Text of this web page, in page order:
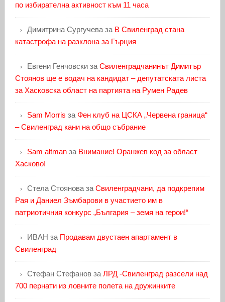
по избирателна активност към 11 часа
Димитрина Сургучеваза В Свиленград стана
катастрофа на разклона за Гърция
Евгени Генчовскиза Свиленградчанинът Димитър
Стоянов ще е водач на кандидат – депутатската листа
за Хасковска област на партията на Румен Радев
Sam Morris за Фен клуб на ЦСКА „Червена граница“
– Свиленград кани на общо събрание
Sam altmanза Внимание! Оранжев код за област
Хасково!
Стела Стояноваза Свиленградчани, да подкрепим
Рая и Даниел Зъмбарови в участието им в
патриотичния конкурс „България – земя на герои!“
ИВАН за Продавам двустаен апартамент в
Свиленград
Стефан Стефановза ЛРД -Свиленград разсели над
700 пернати из ловните полета на дружинките